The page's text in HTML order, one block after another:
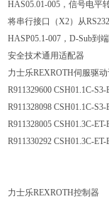
HAS05.01-005，信号电平
将串行接口（X2）从
HASP05.1-007，D-Sub到
安全技术通用适配器
力士乐REXROTH伺服驱
R911329600 CSH01.1C-
R911328098 CSH01.1C-
R911328005 CSH01.3C-
R911330292 CSH01.3C-
力士乐REXROTH控制器